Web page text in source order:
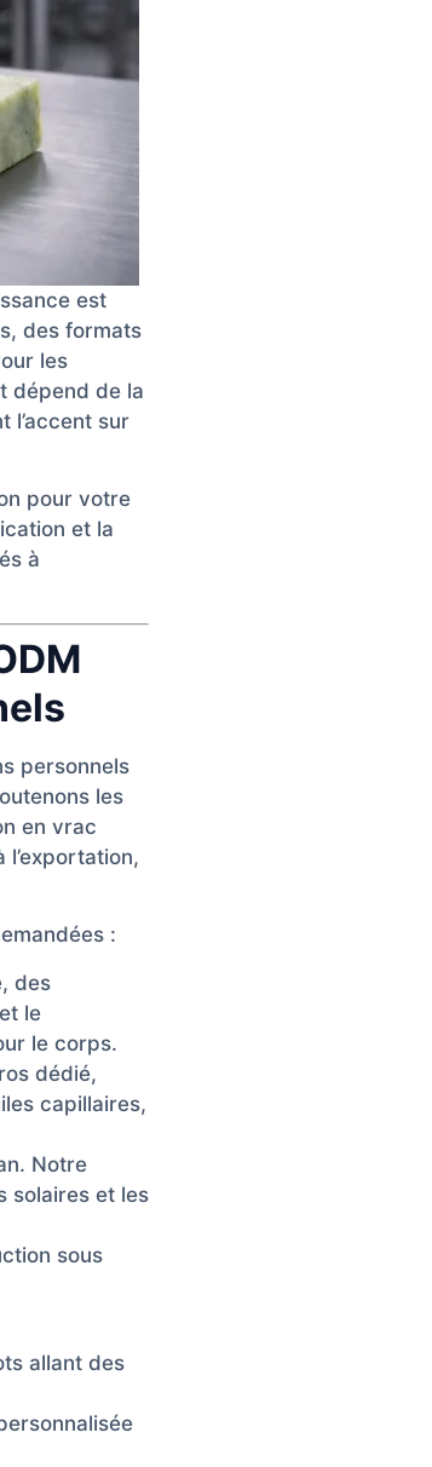
est
des formats
les
dépend de la
l’accent sur
pour votre
et la
à
personnels
les
en vrac
:
des
le
le corps.
dédié,
capillaires,
Notre
solaires et les
sous
allant des